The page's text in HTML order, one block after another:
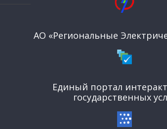
АО «Региональные
Единый портал
государственных